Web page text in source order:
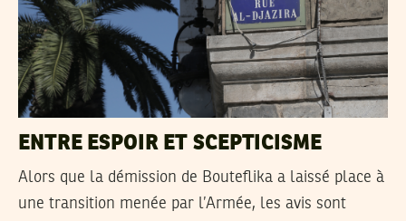
ENTRE ESPOIR ET SCEPTICISME
Alors que la démission de Bouteflika a laissé place à
une transition menée par l’Armée, les avis sont